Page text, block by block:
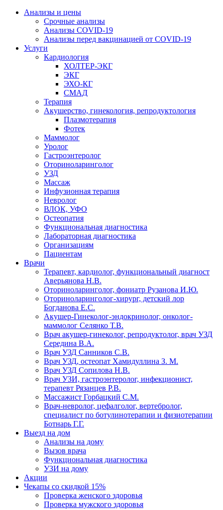
Анализы и цены
Срочные анализы
Анализы COVID-19
Анализы перед вакцинацией от COVID-19
Услуги
Кардиология
ХОЛТЕР-ЭКГ
ЭКГ
ЭХО-КГ
СМАД
Терапия
Акушерство, гинекология, репродуктология
Плазмотерапия
Фотек
Маммолог
Уролог
Гастроэнтеролог
Оториноларинголог
УЗД
Массаж
Инфузионная терапия
Невролог
ВЛОК, УФО
Остеопатия
Функциональная диагностика
Лабораторная диагностика
Организациям
Пациентам
Врачи
Терапевт, кардиолог, функциональный диагност
Аверьянова Н.В.
Оториноларинголог, фониатр Рузанова И.Ю.
Оториноларинголог-хирург, детский лор
Богданова Е.С.
Акушер-Гинеколог-эндокринолог, онколог-
маммолог Селянко Т.В.
Врач акушер-гинеколог, репродуктолог, врач УЗД
Середина В.А.
Врач УЗД Санников С.В.
Врач УЗД, остеопат Хамидуллина З. М.
Врач УЗД Сопилова Н.В.
Врач УЗИ, гастроэнтеролог, инфекционист,
терапевт Рязанцев Р.В.
Массажист Горбацкий С.М.
Врач-невролог, цефалголог, вертебролог,
специалист по ботулинотерапии и физиотерапии
Ботнарь Г.Г.
Выезд на дом
Анализы на дому
Вызов врача
Функциональная диагностика
УЗИ на дому
Акции
Чекапы со скидкой 15%
Проверка женского здоровья
Проверка мужского здоровья